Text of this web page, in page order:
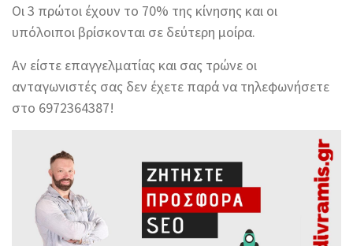
Οι 3 πρώτοι έχουν το 70% της κίνησης και οι
υπόλοιποι βρίσκονται σε δεύτερη μοίρα.
Αν είστε επαγγελματίας και σας τρώνε οι
ανταγωνιστές σας δεν έχετε παρά να τηλεφωνήσετε
στο 6972364387!